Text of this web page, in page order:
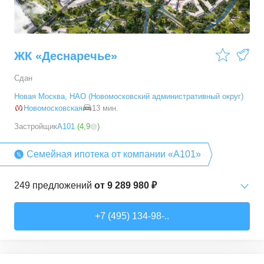
ЖК «Деснаречье»
Сдан
Новая Москва, НАО (Новомосковский административный округ)
Новомосковская
13 мин.
ЗастройщикА101 (4,9 )
Семейная ипотека от компании «А101»
249 предложений от 9 289 980 ₽
+7 (495) 134-98-..